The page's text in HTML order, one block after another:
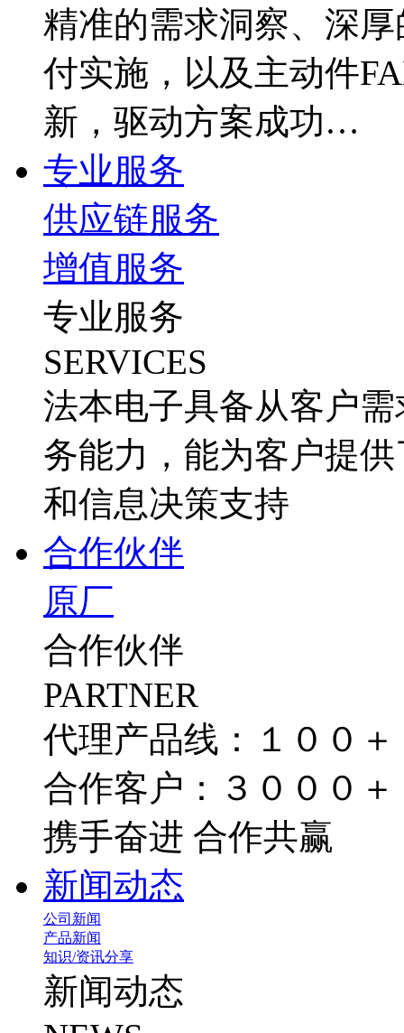
精准的需求洞察、深
付实施，以及主动件
新，驱动方案成功…
专业服务
供应链服务
增值服务
专业服务
SERVICES
法本电子具备从客户
务能力，能为客户提
和信息决策支持
合作伙伴
原厂
合作伙伴
PARTNER
代理产品线：１００＋
合作客户：３０００＋
携手奋进 合作共赢
新闻动态
公司新闻
产品新闻
知识/资讯分享
新闻动态